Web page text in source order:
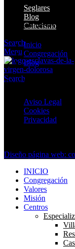
Seglares
Blog
Catecismo
Search
Menu
Search
Enlaces de Interés
Inicio
Congregación
Blog
Textos Legales
Aviso Legal
Cookies
Privacidad
Diseño página web:
INICIO
Congregación
Valores
Misión
Centros